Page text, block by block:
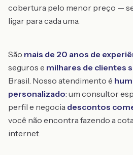
cobertura pelo menor preço —
ligar para cada uma.
São mais de 20 anos de
seguros e milhares de clientes
Brasil. Nosso atendimento é
personalizado: um consultor
perfil e negocia descontos
você não encontra fazendo a
internet.